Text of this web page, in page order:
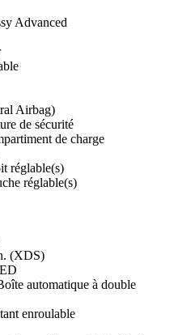
Advanced
Airbag)
de sécurité
de charge
réglable(s)
réglable(s)
(XDS)
automatique à double
enroulable